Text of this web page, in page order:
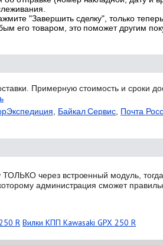
"Завершить сделку", только
его товаром, это поможет другим
Примерную стоимость и сроки
Байкал Сервис Почта
через встроенный модуль,
администрация сможет
R Вилки КПП Kawasaki GPX 250 R